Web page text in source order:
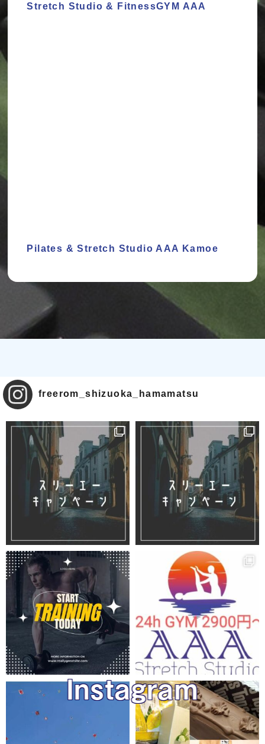
Stretch Studio & FitnessGYM AAA
Pilates & Stretch Studio AAA Kamoe
Instagram
freerom_shizuoka_hamamatsu